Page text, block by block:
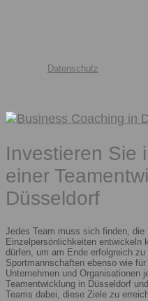
Datenschutz
Investieren Sie
einer
Düsseldorf
Jedes Team muss sich finden, die
Einzelpersönlichkeiten entwickeln
dürfen, um am Ende erfolgreich
Sportmannschaften ebenso wie
Unternehmen und Organisationen
Teamentwicklung in Düsseldorf
Teams dabei, diese Ziele zu